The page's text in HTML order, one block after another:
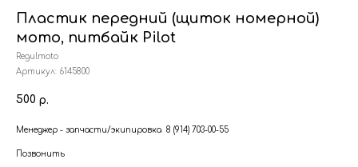
Пластик передний (щиток номерной)
мото, питбайк Pilot
Regulmoto
Артикул: 6145800
500 р.
Менеджер - запчасти/экипировка 8 (914) 703-00-55
Позвонить